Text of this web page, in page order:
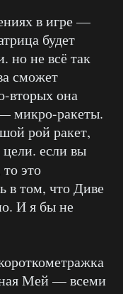
в игре —
будет
но не всё так
сможет
вторых она
микро-ракеты.
рой ракет,
цели. если вы
то это
в том, что Диве
И я бы не
Мей — всеми